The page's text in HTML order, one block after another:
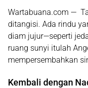
Wartabuana.com —
ditangisi. Ada rindu
diam jujur—seperti
ruang sunyi itulah
mempersembahkan
Kembali dengan